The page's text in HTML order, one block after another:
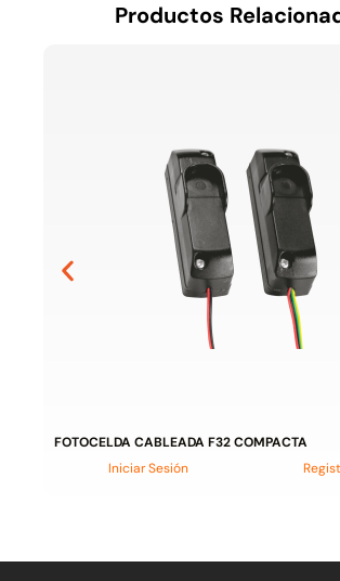
Productos
FOTOCELDA CABLEADA F32 COMPACTA
Iniciar Sesión